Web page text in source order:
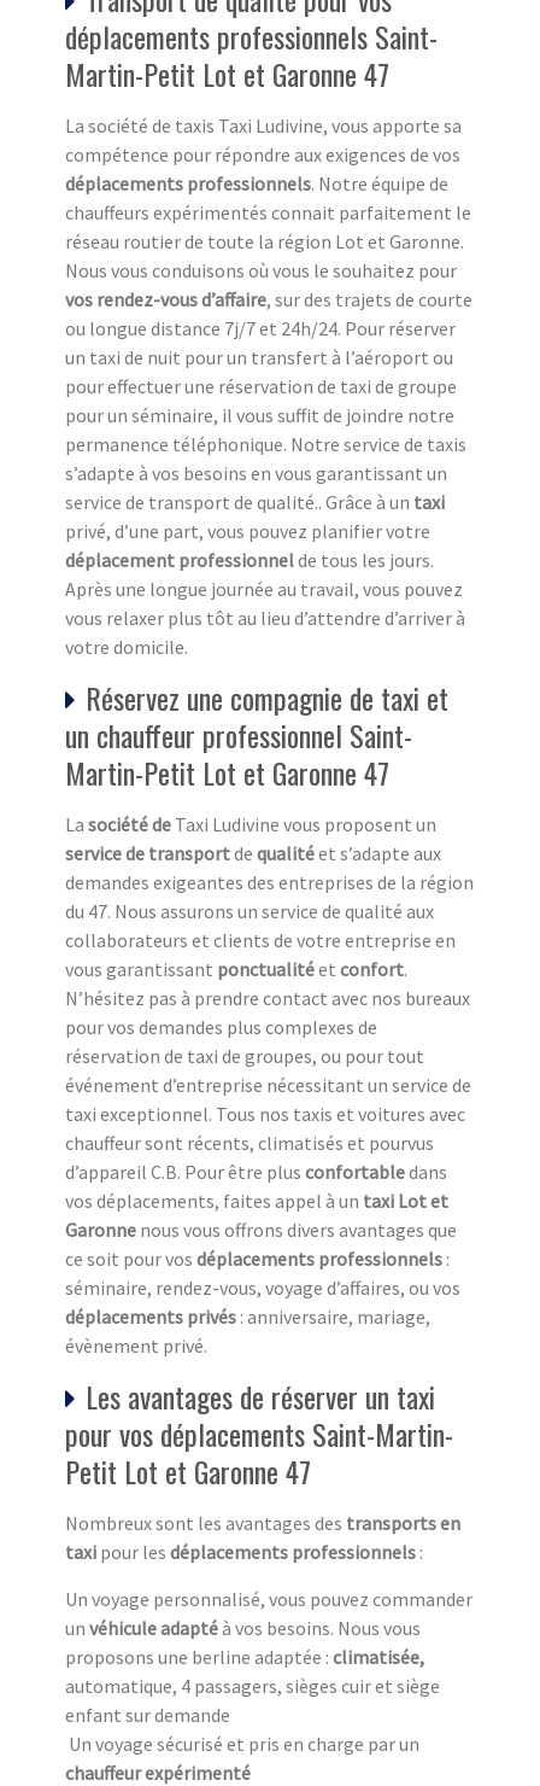
déplacements professionnels Saint-
Martin-Petit Lot et Garonne 47
La société de taxis Taxi Ludivine, vous apporte sa
compétence pour répondre aux exigences de vos
déplacements professionnels. Notre équipe de
chauffeurs expérimentés connait parfaitement le
réseau routier de toute la région Lot et Garonne.
Nous vous conduisons où vous le souhaitez pour
vos rendez-vous d’affaire, sur des trajets de courte
ou longue distance 7j/7 et 24h/24. Pour réserver
un taxi de nuit pour un transfert à l’aéroport ou
pour effectuer une réservation de taxi de groupe
pour un séminaire, il vous suffit de joindre notre
permanence téléphonique. Notre service de taxis
s’adapte à vos besoins en vous garantissant un
service de transport de qualité.. Grâce à un taxi
privé, d’une part, vous pouvez planifier votre
déplacement professionnelde tous les jours.
Après une longue journée au travail, vous pouvez
vous relaxer plus tôt au lieu d’attendre d’arriver à
votre domicile.
Réservez une compagnie de taxi et
un chauffeur professionnel Saint-
Martin-Petit Lot et Garonne 47
La société de Taxi Ludivine vous proposent un
service de transportde qualitéet s’adapte aux
demandes exigeantes des entreprises de la région
du 47. Nous assurons un service de qualité aux
collaborateurs et clients de votre entreprise en
vous garantissant ponctualitéet confort.
N’hésitez pas à prendre contact avec nos bureaux
pour vos demandes plus complexes de
réservation de taxi de groupes, ou pour tout
événement d’entreprise nécessitant un service de
taxi exceptionnel. Tous nos taxis et voitures avec
chauffeur sont récents, climatisés et pourvus
d’appareil C.B. Pour être plus confortabledans
vos déplacements, faites appel à un taxi Lot et
Garonne nous vous offrons divers avantages que
ce soit pour vos déplacements professionnels :
séminaire, rendez-vous, voyage d’affaires, ou vos
déplacements privés : anniversaire, mariage,
évènement privé.
Les avantages de réserver un taxi
pour vos déplacements Saint-Martin-
Petit Lot et Garonne 47
Nombreux sont les avantages des transports en
taxi pour les déplacements professionnels :
Un voyage personnalisé, vous pouvez commander
un véhicule adaptéà vos besoins. Nous vous
proposons une berline adaptée : climatisée,
automatique, 4 passagers, sièges cuir et siège
enfant sur demande
Un voyage sécurisé et pris en charge par un
chauffeur expérimenté